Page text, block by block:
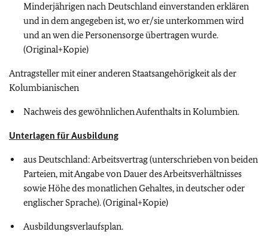
Minderjährigen nach Deutschland einverstanden erklären
und in dem angegeben ist, wo er/sie unterkommen wird
und an wen die Personensorge übertragen wurde.
(Original+Kopie)
Antragsteller mit einer anderen Staatsangehörigkeit als der
Kolumbianischen
Nachweis des gewöhnlichen Aufenthalts in Kolumbien.
Unterlagen für Ausbildung
aus Deutschland: Arbeitsvertrag (unterschrieben von beiden
Parteien, mit Angabe von Dauer des Arbeitsverhältnisses
sowie Höhe des monatlichen Gehaltes, in deutscher oder
englischer Sprache). (Original+Kopie)
Ausbildungsverlaufsplan.